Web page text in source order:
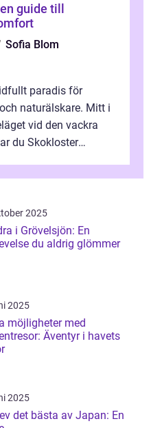
guide till
Sofia Blom
paradis för
naturälskare. Mitt i
vid den vackra
du Skokloster
2025
i Grövelsjön: En
du aldrig glömmer
2025
möjligheter med
Äventyr i havets
2025
det bästa av Japan: En